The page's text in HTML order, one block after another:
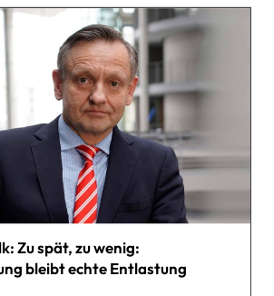
Zu spät, zu wenig:
bleibt echte Entlastung